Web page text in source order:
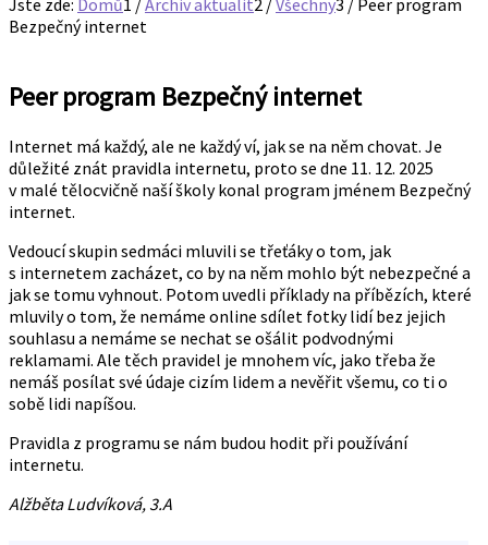
Jste zde: Domů1 /Archiv aktualit2 /Všechny3 / Peer program
Bezpečný internet
Peer program Bezpečný internet
Internet má každý, ale ne každý ví, jak se na něm chovat. Je
důležité znát pravidla internetu, proto se dne 11. 12. 2025
v malé tělocvičně naší školy konal program jménem Bezpečný
internet.
Vedoucí skupin sedmáci mluvili se třeťáky o tom, jak
s internetem zacházet, co by na něm mohlo být nebezpečné a
jak se tomu vyhnout. Potom uvedli příklady na příbězích, které
mluvily o tom, že nemáme online sdílet fotky lidí bez jejich
souhlasu a nemáme se nechat se ošálit podvodnými
reklamami. Ale těch pravidel je mnohem víc, jako třeba že
nemáš posílat své údaje cizím lidem a nevěřit všemu, co ti o
sobě lidi napíšou.
Pravidla z programu se nám budou hodit při používání
internetu.
Alžběta Ludvíková, 3.A